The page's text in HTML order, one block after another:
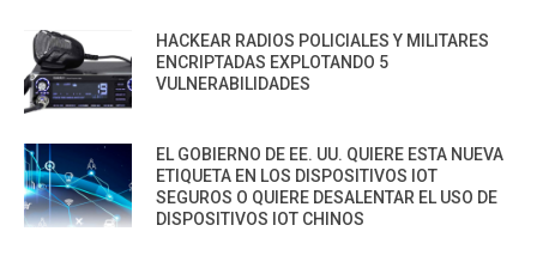
HACKEAR RADIOS POLICIALES Y MILITARES
ENCRIPTADAS EXPLOTANDO 5
VULNERABILIDADES
EL GOBIERNO DE EE. UU. QUIERE ESTA NUEVA
ETIQUETA EN LOS DISPOSITIVOS IOT
SEGUROS O QUIERE DESALENTAR EL USO DE
DISPOSITIVOS IOT CHINOS